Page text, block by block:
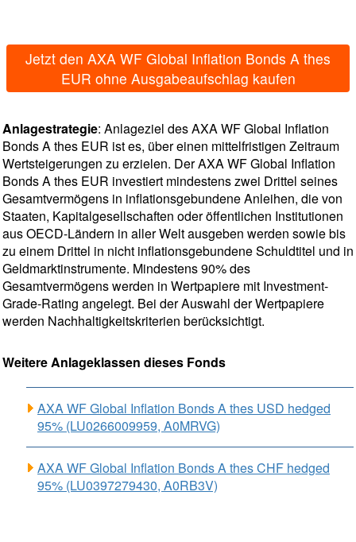
Jetzt den AXA WF Global Inflation Bonds A thes
EUR ohne Ausgabeaufschlag kaufen
Anlagestrategie: Anlageziel des AXA WF Global Inflation
Bonds A thes EUR ist es, über einen mittelfristigen Zeitraum
Wertsteigerungen zu erzielen. Der AXA WF Global Inflation
Bonds A thes EUR investiert mindestens zwei Drittel seines
Gesamtvermögens in inflationsgebundene Anleihen, die von
Staaten, Kapitalgesellschaften oder öffentlichen Institutionen
aus OECD-Ländern in aller Welt ausgeben werden sowie bis
zu einem Drittel in nicht inflationsgebundene Schuldtitel und in
Geldmarktinstrumente. Mindestens 90% des
Gesamtvermögens werden in Wertpapiere mit Investment-
Grade-Rating angelegt. Bei der Auswahl der Wertpapiere
werden Nachhaltigkeitskriterien berücksichtigt.
Weitere Anlageklassen dieses Fonds
AXA WF Global Inflation Bonds A thes USD hedged
95% (LU0266009959, A0MRVG)
AXA WF Global Inflation Bonds A thes CHF hedged
95% (LU0397279430, A0RB3V)